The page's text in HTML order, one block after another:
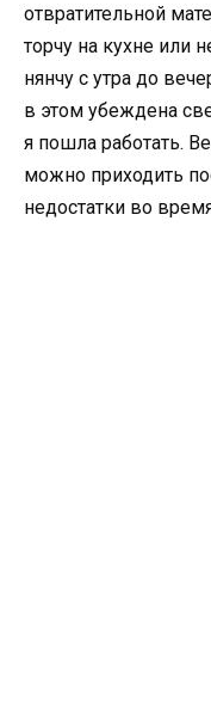
отвратительной
торчу на кухне или
нянчу с утра до
в этом убеждена
я пошла работать.
можно приходить
недостатки во